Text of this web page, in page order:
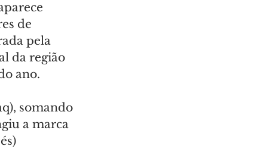
de
pela
da região
ano.
somando
a marca